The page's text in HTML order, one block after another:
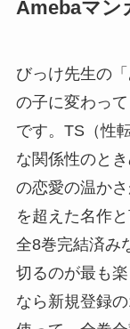
Amebaマン
びっけ先生の
の子に変わっ
です。TS（性
な関係性のと
の恋愛の温か
を超えた名作
全8巻完結済み
切るのが最も
なら新規登録